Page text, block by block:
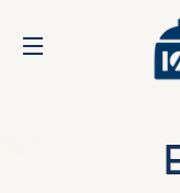
ΠΛΟΉΓΗΣΗ